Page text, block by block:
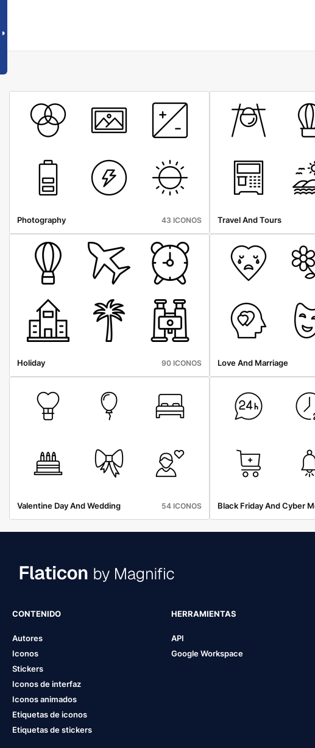
Photography 43 ICONOS Travel And Tours
Holiday 90 ICONOS Love And Marriage
Valentine Day And Wedding 54 ICONOS Black Friday And Cyber
CONTENIDO
Autores
Iconos
Stickers
Iconos de interfaz
Iconos animados
Etiquetas de iconos
Etiquetas de stickers
HERRAMIENTAS
API
Google Workspace